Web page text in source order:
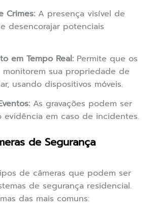
Crimes: A presença visível de
desencorajar potenciais
em Tempo Real: Permite que os
sua propriedade de
usando dispositivos móveis.
As gravações podem ser
evidência em caso de incidentes.
de Segurança
de câmeras que podem ser
de segurança residencial.
das mais comuns: